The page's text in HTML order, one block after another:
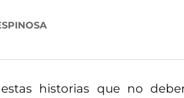
historias que no